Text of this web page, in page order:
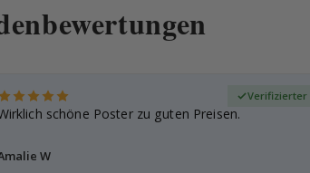
schöne Poster zu guten Preisen.
W
Verifizierter